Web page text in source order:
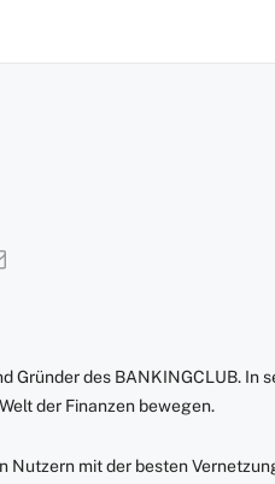
Gründer des BANKINGCLUB. In
der Finanzen bewegen.
mit der besten